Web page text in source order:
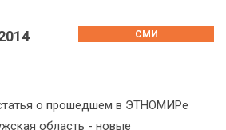
СМИ
о прошедшем в ЭТНОМИРе
область - новые